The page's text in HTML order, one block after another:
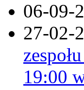
06-09-
27-02-
19:00